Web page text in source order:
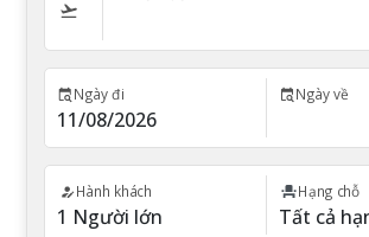
Ngày đi Ngày về
Hành khách Hạng chỗ